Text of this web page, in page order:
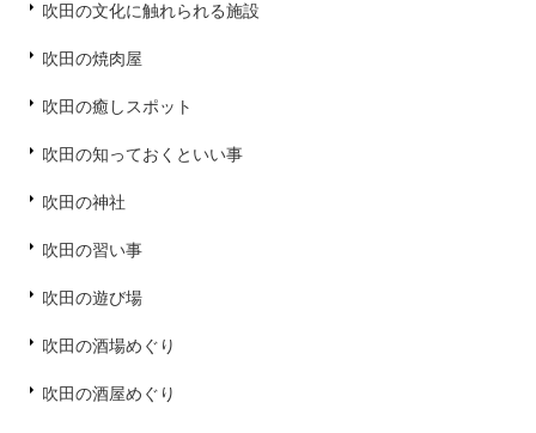
吹田の文化に触れられる施設
吹田の焼肉屋
吹田の癒しスポット
吹田の知っておくといい事
吹田の神社
吹田の習い事
吹田の遊び場
吹田の酒場めぐり
吹田の酒屋めぐり